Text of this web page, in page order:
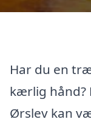
Har du en
kærlig hånd?
Ørslev kan